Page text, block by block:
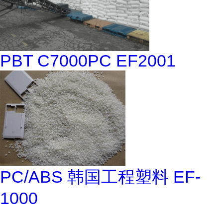
PBT C7000PC EF2001
PC/ABS 韩国工程塑料 EF-
1000